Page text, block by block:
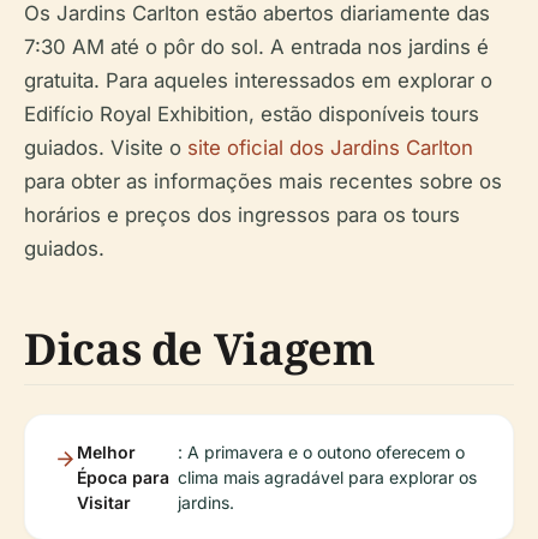
Os Jardins Carlton estão abertos diariamente das
7:30 AM até o pôr do sol. A entrada nos jardins é
gratuita. Para aqueles interessados em explorar o
Edifício Royal Exhibition, estão disponíveis tours
guiados. Visite o site oficial dos Jardins Carlton
para obter as informações mais recentes sobre os
horários e preços dos ingressos para os tours
guiados.
Dicas de Viagem
Melhor
Época para
Visitar
: A primavera e o outono oferecem o
clima mais agradável para explorar os
jardins.